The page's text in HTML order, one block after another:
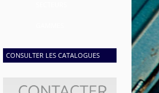
CONSULTER LES CATALOGUES